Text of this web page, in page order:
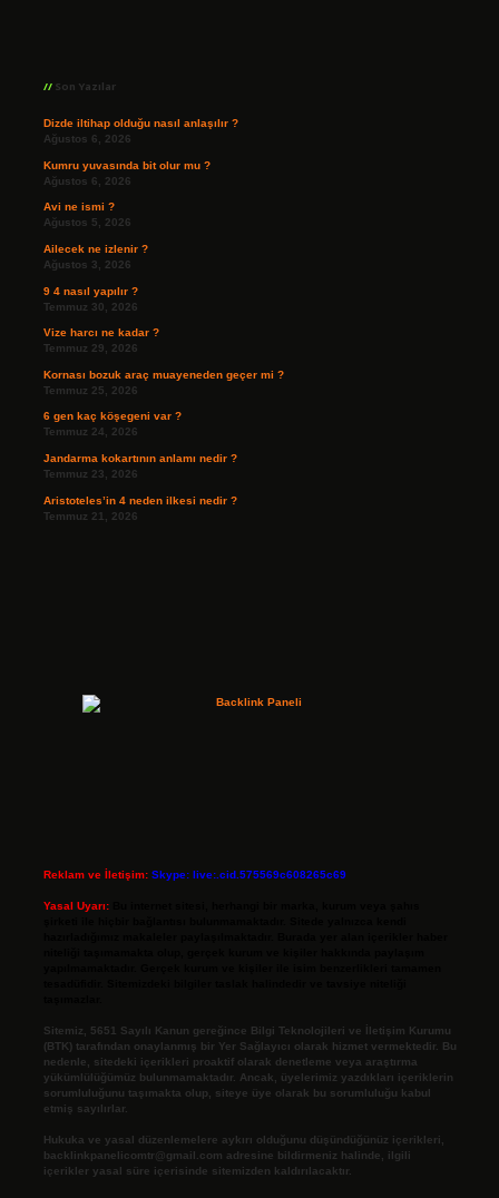
Son Yazılar
Dizde iltihap olduğu nasıl anlaşılır ?
Ağustos 6, 2026
Kumru yuvasında bit olur mu ?
Ağustos 6, 2026
Avi ne ismi ?
Ağustos 5, 2026
Ailecek ne izlenir ?
Ağustos 3, 2026
9 4 nasıl yapılır ?
Temmuz 30, 2026
Vize harcı ne kadar ?
Temmuz 29, 2026
Kornası bozuk araç muayeneden geçer mi ?
Temmuz 25, 2026
6 gen kaç köşegeni var ?
Temmuz 24, 2026
Jandarma kokartının anlamı nedir ?
Temmuz 23, 2026
Aristoteles’in 4 neden ilkesi nedir ?
Temmuz 21, 2026
Reklam ve İletişim: Skype: live:.cid.575569c608265c69
Yasal Uyarı:
Sitemiz, 5651 Sayılı Kanun gereğince Bilgi Teknolojileri ve İletişim Kurumu
(BTK) tarafından onaylanmış bir Yer Sağlayıcı olarak hizmet vermektedir. Bu
nedenle, sitedeki içerikleri proaktif olarak denetleme veya araştırma
yükümlülüğümüz bulunmamaktadır. Ancak, üyelerimiz yazdıkları içeriklerin
sorumluluğunu taşımakta olup, siteye üye olarak bu sorumluluğu kabul
etmiş sayılırlar.
Hukuka ve yasal düzenlemelere aykırı olduğunu düşündüğünüz içerikleri,
backlinkpanelicomtr@gmail.com adresine bildirmeniz halinde, ilgili
içerikler yasal süre içerisinde sitemizden kaldırılacaktır.